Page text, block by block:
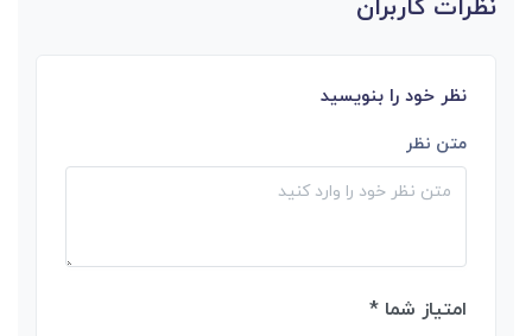
نظرات کاربران
نظر خود را بنویسید
متن نظر
امتیاز شما *